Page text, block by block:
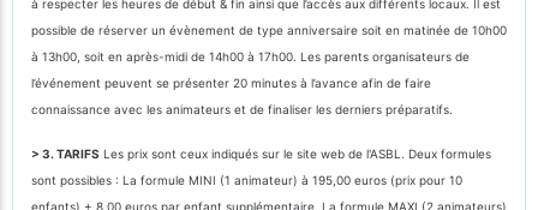
à respecter les heures de début & fin ainsi que l’accès aux différents locaux. Il est
possible de réserver un évènement de type anniversaire soit en matinée de 10h00
à 13h00, soit en après-midi de 14h00 à 17h00. Les parents organisateurs de
l’événement peuvent se présenter 20 minutes à l’avance afin de faire
connaissance avec les animateurs et de finaliser les derniers préparatifs.
> 3. TARIFS Les prix sont ceux indiqués sur le site web de l'ASBL. Deux formules
sont possibles : La formule MINI (1 animateur) à 195,00 euros (prix pour 10
enfants) + 8,00 euros par enfant supplémentaire. La formule MAXI (2 animateurs)